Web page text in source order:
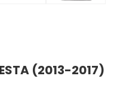
(2013-2017)